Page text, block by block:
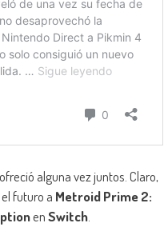
alguna vez juntos. Claro,
futuro a Metroid Prime 2:
enSwitch.